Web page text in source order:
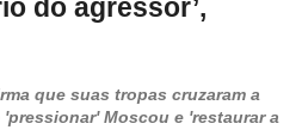
do agressor’,
que suas tropas cruzaram a
Moscou e 'restaurar a